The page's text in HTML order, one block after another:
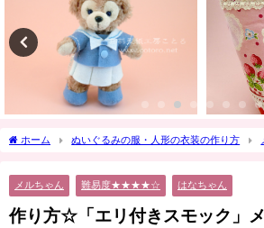
ホーム ぬいぐるみの服・人形の衣装の作り方
メルちゃん 難易度★★★★☆ はなちゃん
作り方☆「エリ付きスモック」